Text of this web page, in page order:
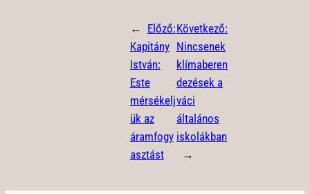
← Előző:
Kapitány
István:
Este
mérsékelj
ük az
áramfogy
asztást
Következő:
Nincsenek
klímaberen
dezések a
váci
általános
iskolákban
→